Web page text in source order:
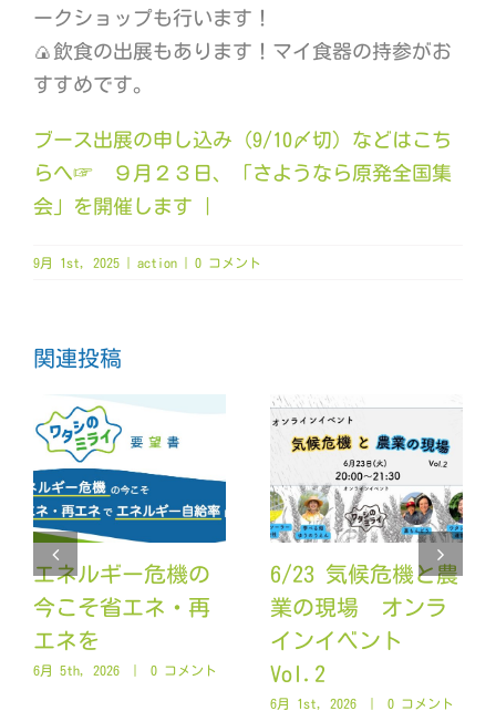
ークショップも行います！
🍙飲食の出展もあります！マイ食器の持参がお
すすめです。
ブース出展の申し込み（9/10〆切）などはこち
らへ☞
９月２３日、「さようなら原発全国集
会」を開催します |
9月 1st, 2025 action 0 コメント
関連投稿
エネルギー危機の
今こそ省エネ・再
エネを
6月 5th, 2026 0 コメント
6/23 気候危機と農
業の現場 オンラ
インイベント
Vol.2
6月 1st, 2026 0 コメント